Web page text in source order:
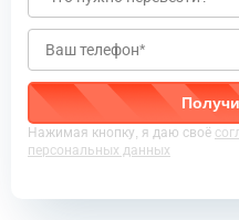
Нажимая кнопку, я даю своё
персональных данных